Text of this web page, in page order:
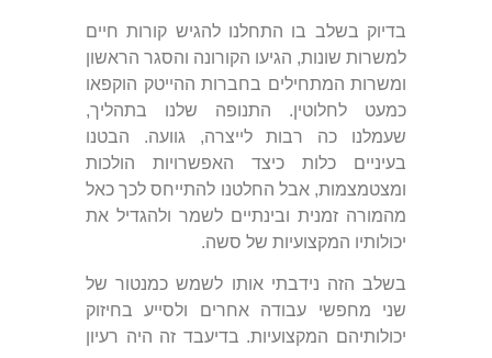
בדיוק בשלב בו התחלנו להגיש קורות חיים
למשרות שונות, הגיעו הקורונה והסגר הראשון
ומשרות המתחילים בחברות ההייטק הוקפאו
כמעט לחלוטין. התנופה שלנו בתהליך,
שעמלנו כה רבות לייצרה, גוועה. הבטנו
בעיניים כלות כיצד האפשרויות הולכות
ומצטמצמות, אבל החלטנו להתייחס לכך כאל
מהמורה זמנית ובינתיים לשמר ולהגדיל את
יכולותיו המקצועיות של סשה.
בשלב הזה נידבתי אותו לשמש כמנטור של
שני מחפשי עבודה אחרים ולסייע בחיזוק
יכולותיהם המקצועיות. בדיעבד זה היה רעיון